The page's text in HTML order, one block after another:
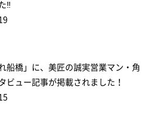
‼
船橋」に、美匠の誠実営業マン・角
ビュー記事が掲載されました！